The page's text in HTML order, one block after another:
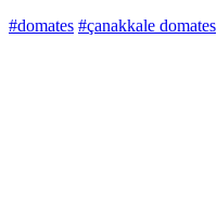
#domates #çanakkale domates